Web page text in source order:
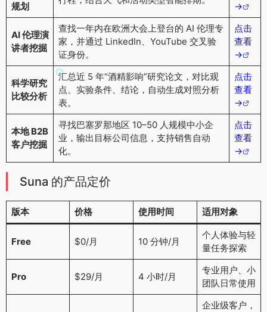
规划 →
AI 伦理演
讲者挖掘
查找一年内在欧洲大会上登台的 AI 伦理专
家，并通过 LinkedIn、YouTube 交叉验
证身份。
点击
查看
→
科学研究
比较分析
汇总近 5 年“酒精影响”研究论文，对比观
点、实验条件、结论，自动生成对照分析
表。
点击
查看
→
本地 B2B
客户挖掘
寻找巴塞罗那地区 10–50 人规模中小企
业，输出目标公司信息，支持销售自动
化。
点击
查看
→
Suna 的产品定价
版本 价格 使用时间 适用对象
Free $0/月 10 分钟/月
个人体验与轻
量任务探索
Pro $29/月 4 小时/月
专业用户、小
团队日常使用
企业级客户，